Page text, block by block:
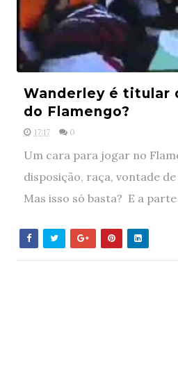
Wanderley é titular
do Flamengo?
17:17 0
Um cara para jogar no
disposição, raça, vontade
Mas isso só basta? E a